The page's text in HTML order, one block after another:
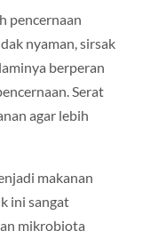
pencernaan
nyaman, sirsak
berperan
Serat
agar lebih
makanan
ini sangat
mikrobiota